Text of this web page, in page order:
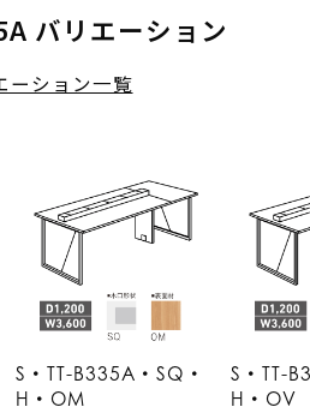
バリエーション
ーション一覧
S・TT-B335A・SQ・
H・OM
S・TT-
H・OV